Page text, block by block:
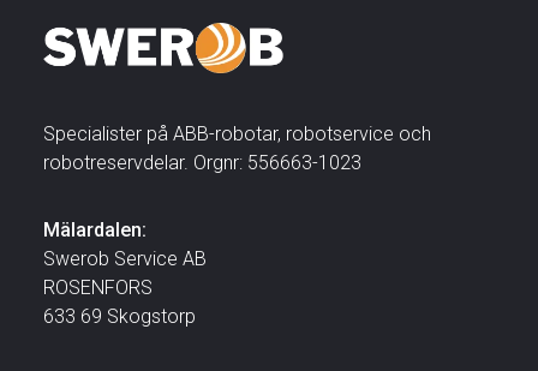
Specialister på ABB-robotar, robotservice och
robotreservdelar. Orgnr: 556663-1023
Mälardalen:
Swerob Service AB
ROSENFORS
633 69 Skogstorp